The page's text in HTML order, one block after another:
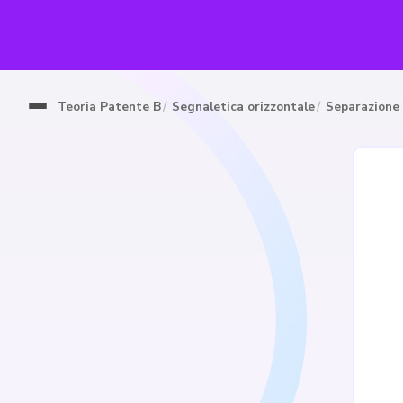
Teoria Patente B Segnaletica orizzontale